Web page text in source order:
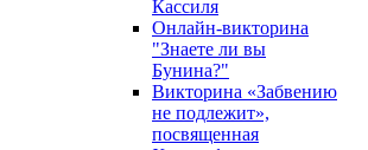
Кассиля
Онлайн-викторина
"Знаете ли вы
Бунина?"
Викторина «Забвению
не подлежит»,
посвященная